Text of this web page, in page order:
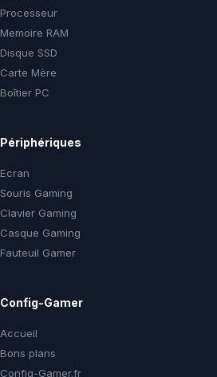
Processeur
Memoire RAM
Disque SSD
Carte Mère
Boîtier PC
Périphériques
Ecran
Souris Gaming
Clavier Gaming
Casque Gaming
Fauteuil Gamer
Config-Gamer
Accueil
Bons plans
Config-Gamer.fr